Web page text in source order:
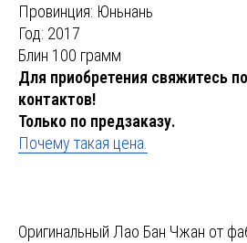
Провинция: Юньнань
Год: 2017
Блин 100 грамм
Для приобретения свяжитесь
контактов!
Только по предзаказу.
Почему такая цена.
Оригинальный Лао Бан Чжан от